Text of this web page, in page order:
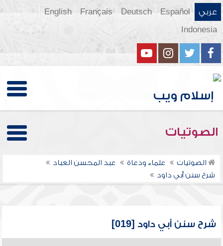
عربي Español
Deutsch
Français
English
Indonesia
الصوتيات
الصوتيات علماء ودعاة
عبد المحسن العباد
شرح سنن أبي داود
شرح سنن أبي داود [019]